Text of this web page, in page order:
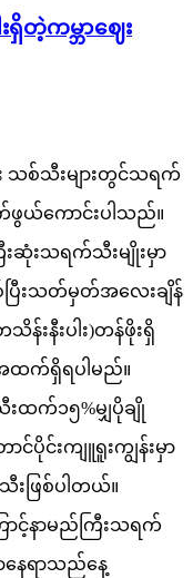
ရှိတဲ့ကမ္ဘာဈေး
စ်သီးများတွင်သရက်
ယ်ကောင်းပါသည်။
ဆုံးသရက်သီးမျိုးမှာ
ြီးသတ်မှတ်အလေးချိန်
န်းနီးပါး)တန်ဖိုးရှိ
ထက်ရှိရပါမည်။
က်၁၅%မျှပိုချို
င်ပိုင်းကျူရူးကျွန်းမှာ
းဖြစ်ပါတယ်။
ာင့်နာမည်ကြီးသရက်
နေရာသည်နေ့